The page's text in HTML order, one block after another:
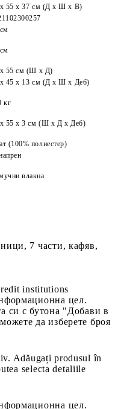
55 x 37 см (Д x Ш x В)
55 cм (Ш x Д)
45 x 13 см (Д х Ш x Деб)
кг
55 x 3 см (Ш x Д x Деб)
(100% полиестер)
влакна
7 части, кафяв,
institutions
цел.
си с бутона "Добави в
да изберете броя
Adăugați produsul în
selecta detaliile
цел.